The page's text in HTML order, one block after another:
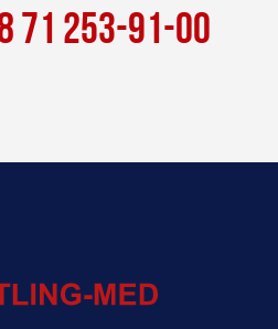
71 253-91-00